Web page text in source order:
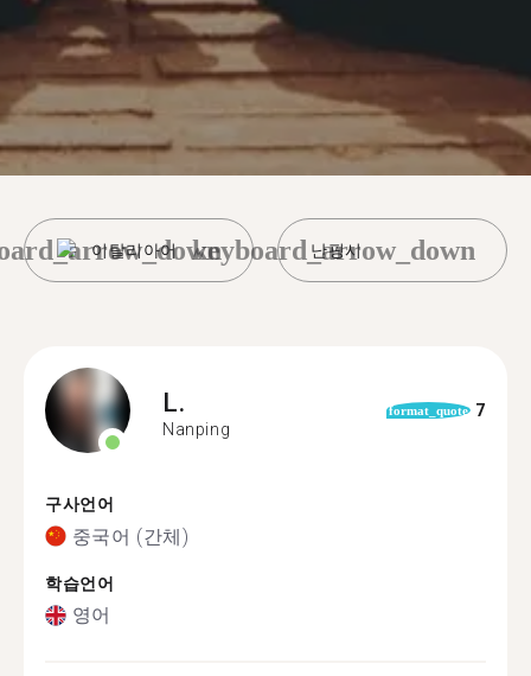
이탈리아어 난핑시
keyboard_arrow_down
L.
Nanping
format_quote 7
구사언어
중국어 (간체)
학습언어
영어